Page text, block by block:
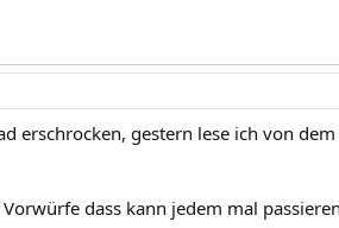
erschrocken, gestern lese ich von
dass kann jedem mal